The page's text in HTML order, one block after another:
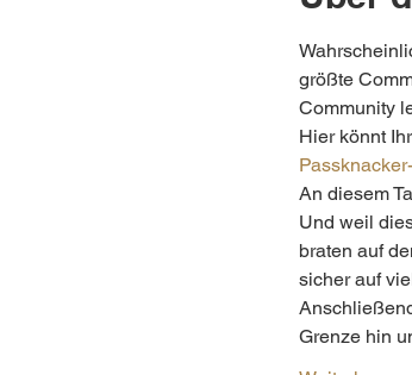
größte
Community
Hier könnt
An diesem
Und weil
braten auf
sicher auf
Grenze hin